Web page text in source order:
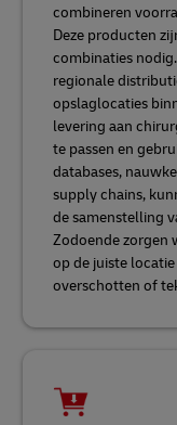
combineren
Deze producten
combinaties
regionale
opslaglocaties
levering aan
te passen en
databases,
supply chains,
de samenstelling
Zodoende zorgen
op de juiste
overschotten of